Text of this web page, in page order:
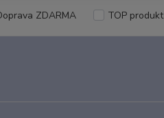
ZDARMA TOP produkt